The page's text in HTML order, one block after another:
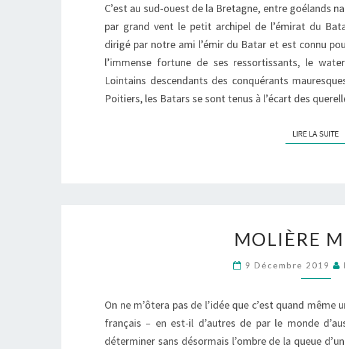
C’est au sud-ouest de la Bretagne, entre goélands
par grand vent le petit archipel de l’émirat du
dirigé par notre ami l’émir du Batar et est connu
l’immense fortune de ses ressortissants, le
Lointains descendants des conquérants
Poitiers, les Batars se sont tenus à l’écart des
LIRE LA SUITE
MOLIÈRE
9 Décembre 2019
On ne m’ôtera pas de l’idée que c’est quand même
français – en est-il d’autres de par le monde
déterminer sans désormais l’ombre de la queue